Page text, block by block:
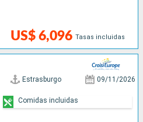
US$ 6,096 Tasas incluidas
Estrasburgo 09/11/2026
Comidas incluidas